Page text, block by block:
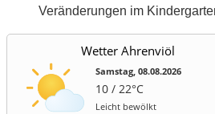
Veränderungen im
Wetter Ahrenviöl
Samstag, 08.08.2026
10 / 22°C
Leicht bewölkt